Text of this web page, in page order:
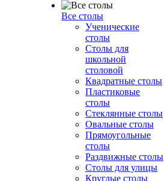
Все столы
Ученические
столы
Столы для
школьной
столовой
Квадратные столы
Пластиковые
столы
Стеклянные столы
Овальные столы
Прямоугольные
столы
Раздвижные столы
Столы для улицы
Круглые столы